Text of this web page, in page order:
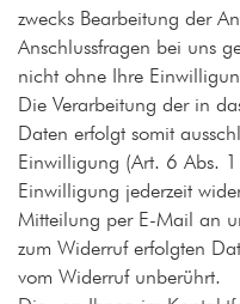
zwecks Bearbeitung der
Anschlussfragen bei uns
nicht ohne Ihre
Die Verarbeitung der in
Daten erfolgt somit
Einwilligung (Art. 6 Abs.
Einwilligung jederzeit
Mitteilung per E-Mail an
zum Widerruf erfolgten
vom Widerruf unberührt.